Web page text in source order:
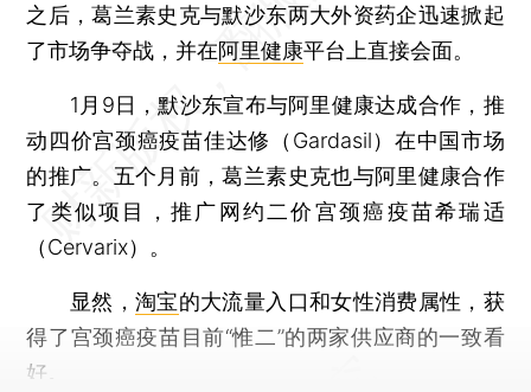
之后，葛兰素史克与默沙东两大外资药企迅速掀起
了市场争夺战，并在阿里健康平台上直接会面。
1月9日，默沙东宣布与阿里健康达成合作，推
动四价宫颈癌疫苗佳达修（Gardasil）在中国市场
的推广。五个月前，葛兰素史克也与阿里健康合作
了类似项目，推广网约二价宫颈癌疫苗希瑞适
（Cervarix）。
显然，淘宝的大流量入口和女性消费属性，获
得了宫颈癌疫苗目前“惟二”的两家供应商的一致看
好。